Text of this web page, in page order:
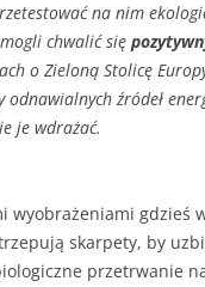
na nim
chwalić się
o Zieloną Stolicę
odnawialnych źródeł
je wdrażać.
gdzieś
skarpety, by
przetrwanie